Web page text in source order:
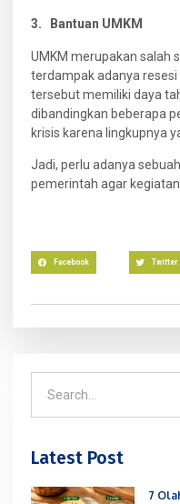
3. Bantuan UMKM
UMKM merupakan salah
terdampak adanya
tersebut memiliki daya
dibandingkan beberapa
krisis karena lingkupnya
Jadi, perlu adanya
pemerintah agar
Facebook Twitter
Latest Post
7